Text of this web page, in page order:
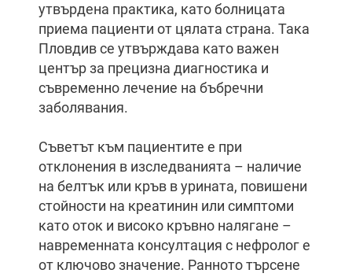
утвърдена практика, като болницата
приема пациенти от цялата страна. Така
Пловдив се утвърждава като важен
център за прецизна диагностика и
съвременно лечение на бъбречни
заболявания.
Съветът към пациентите е при
отклонения в изследванията – наличие
на белтък или кръв в урината, повишени
стойности на креатинин или симптоми
като оток и високо кръвно налягане –
навременната консултация с нефролог е
от ключово значение. Ранното търсене